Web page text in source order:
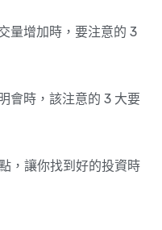
量增加時，要注意的 3
會時，該注意的 3 大要
，讓你找到好的投資時